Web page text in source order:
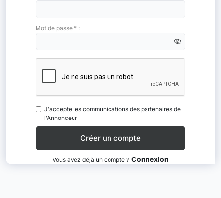
Mot de passe * :
J'accepte les communications des partenaires de
l'Annonceur
Vous avez déjà un compte ? Connexion